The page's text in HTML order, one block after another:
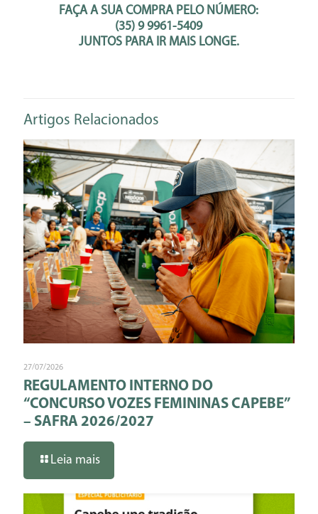
FAÇA A SUA COMPRA PELO NÚMERO:
(35) 9 9961-5409
JUNTOS PARA IR MAIS LONGE.
Artigos Relacionados
27/07/2026
REGULAMENTO INTERNO DO
“CONCURSO VOZES FEMININAS CAPEBE”
– SAFRA 2026/2027
Leia mais